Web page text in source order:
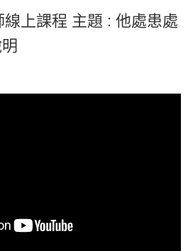
上課程 主題 : 他處患處